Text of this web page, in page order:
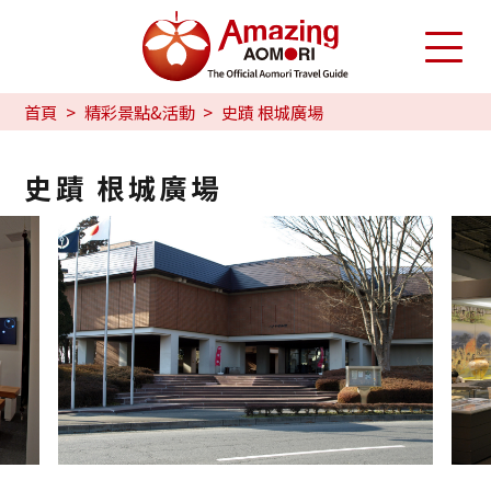
首頁 精彩景點&活動 史蹟 根城廣場
史蹟 根城廣場